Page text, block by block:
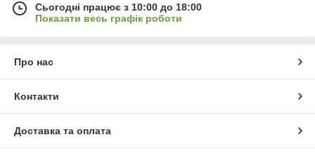
Сьогодні працює з 10:00 до 18:00
Показати весь графік роботи
Про нас
Контакти
Доставка та оплата